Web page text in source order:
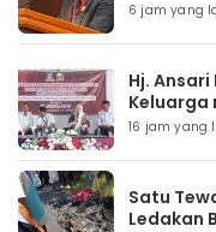
6 jam yang
Hj.
Keluarga
16 jam yang
Satu
Ledakan